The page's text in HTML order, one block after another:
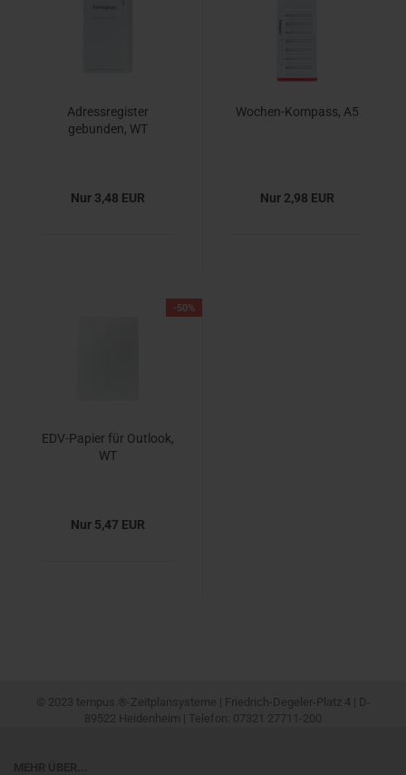
Adressregister
gebunden, WT
Nur 3,48 EUR
Wochen-Kompass, A5
Nur 2,98 EUR
-50%
EDV-Papier für Outlook,
WT
Nur 5,47 EUR
© 2023 tempus.®-Zeitplansysteme | Friedrich-Degeler-Platz 4 | D-
89522 Heidenheim | Telefon: 07321 27711-200